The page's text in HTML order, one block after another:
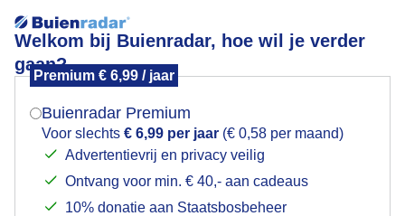
Welkom bij Buienradar, hoe wil je verder
gaan?
Premium € 6,99 / jaar
Buienradar Premium
Voor slechts € 6,99 per jaar (€ 0,58 per maand)
Advertentievrij en privacy veilig
Ontvang voor min. € 40,- aan cadeaus
10% donatie aan Staatsbosbeheer
Regen en wind Portugal
Mogen we je locatie gebruiken voor het
Indien je hier nog geen akkoord op hebt gegeven,
verschijnt er zo een pop-up uit je browser waarin